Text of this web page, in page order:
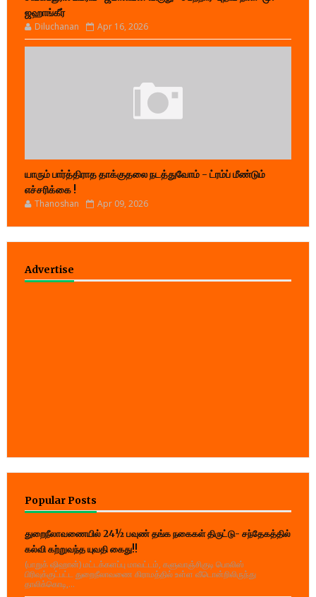
ஜஹாங்கீர்
Diluchanan Apr 16, 2026
யாரும் பார்த்திராத தாக்குதலை நடத்துவோம் - ட்ரம்ப் மீண்டும்
எச்சரிக்கை !
Thanoshan Apr 09, 2026
Advertise
Popular Posts
துறைநீலாவணையில் 24½ பவுண் தங்க நகைகள் திருட்டு- சந்தேகத்தில்
கல்வி கற்றுவந்த யுவதி கைது!!
(பாறுக் ஷிஹான்) மட்டக்களப்பு மாவட்டம், களுவாஞ்சிகுடி பொலிஸ்
பிரிவுக்குட்பட்ட துறைநீலாவணை கிராமத்தில் உள்ள வீடொன்றிலிருந்து
தாலிக்கொடி,...